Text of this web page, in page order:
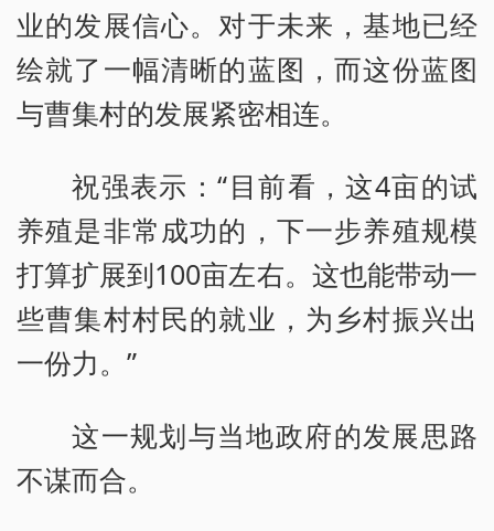
业的发展信心。对于未来，基地已经
绘就了一幅清晰的蓝图，而这份蓝图
与曹集村的发展紧密相连。
祝强表示：“目前看，这4亩的试
养殖是非常成功的，下一步养殖规模
打算扩展到100亩左右。这也能带动一
些曹集村村民的就业，为乡村振兴出
一份力。”
这一规划与当地政府的发展思路
不谋而合。